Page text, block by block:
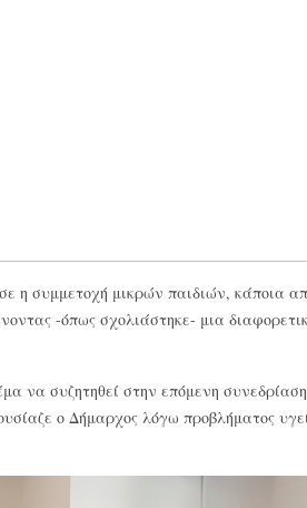
η συμμετοχή μικρών παιδιών, κάποια
-όπως σχολιάστηκε- μια
να συζητηθεί στην επόμενη
ο Δήμαρχος λόγω προβλήματος